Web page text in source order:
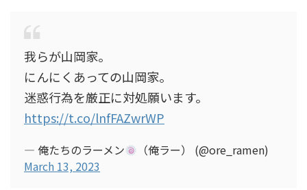
我らが山岡家。
にんにくあっての山岡家。
迷惑行為を厳正に対処願います。
https://t.co/lnfFAZwrWP
— 俺たちのラーメン
（俺ラー） (@ore_ramen)
March 13, 2023